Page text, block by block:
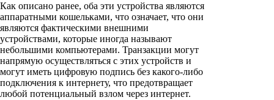
Как описано ранее, оба эти устройства являются
аппаратными кошельками, что означает, что они
являются фактическими внешними
устройствами, которые иногда называют
небольшими компьютерами. Транзакции могут
напрямую осуществляться с этих устройств и
могут иметь цифровую подпись без какого-либо
подключения к интернету, что предотвращает
любой потенциальный взлом через интернет.